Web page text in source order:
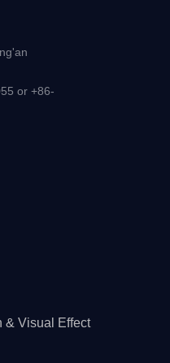
or +86-
& Visual Effect